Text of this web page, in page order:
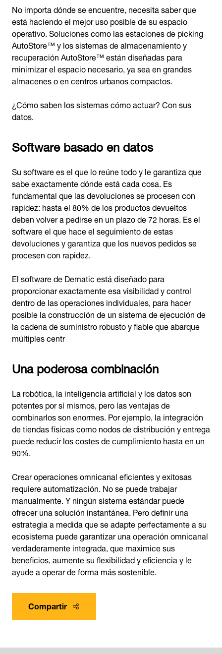
No importa dónde se encuentre, necesita saber que
está haciendo el mejor uso posible de su espacio
operativo. Soluciones como las estaciones de picking
AutoStore™ y los sistemas de almacenamiento y
recuperación AutoStore™ están diseñadas para
minimizar el espacio necesario, ya sea en grandes
almacenes o en centros urbanos compactos.
¿Cómo saben los sistemas cómo actuar? Con sus
datos.
Software basado en datos
Su software es el que lo reúne todo y le garantiza que
sabe exactamente dónde está cada cosa. Es
fundamental que las devoluciones se procesen con
rapidez: hasta el 80% de los productos devueltos
deben volver a pedirse en un plazo de 72 horas. Es el
software el que hace el seguimiento de estas
devoluciones y garantiza que los nuevos pedidos se
procesen con rapidez.
El software de Dematic está diseñado para
proporcionar exactamente esa visibilidad y control
dentro de las operaciones individuales, para hacer
posible la construcción de un sistema de ejecución de
la cadena de suministro robusto y fiable que abarque
múltiples centr
Una poderosa combinación
La robótica, la inteligencia artificial y los datos son
potentes por sí mismos, pero las ventajas de
combinarlos son enormes. Por ejemplo, la integración
de tiendas físicas como nodos de distribución y entrega
puede reducir los costes de cumplimiento hasta en un
90%.
Crear operaciones omnicanal eficientes y exitosas
requiere automatización. No se puede trabajar
manualmente. Y ningún sistema estándar puede
ofrecer una solución instantánea. Pero definir una
estrategia a medida que se adapte perfectamente a su
ecosistema puede garantizar una operación omnicanal
verdaderamente integrada, que maximice sus
beneficios, aumente su flexibilidad y eficiencia y le
ayude a operar de forma más sostenible.
Compartir